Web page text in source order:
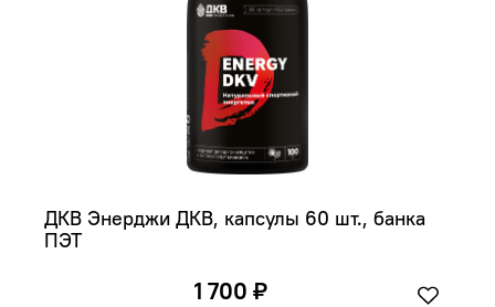
ДКВ Энерджи ДКВ, капсулы 60 шт., банка
ПЭТ
1 700 ₽